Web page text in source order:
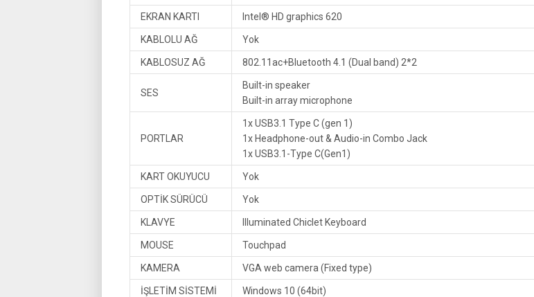
EKRAN KARTI Intel® HD graphics 620
KABLOLU AĞ Yok
KABLOSUZ AĞ 802.11ac+Bluetooth 4.1 (Dual band) 2*2
SES
Built-in speaker
Built-in array microphone
PORTLAR
1x USB3.1 Type C (gen 1)
1x Headphone-out & Audio-in Combo Jack
1x USB3.1-Type C(Gen1)
KART OKUYUCU Yok
OPTİK SÜRÜCÜ Yok
KLAVYE Illuminated Chiclet Keyboard
MOUSE Touchpad
KAMERA VGA web camera (Fixed type)
İŞLETİM SİSTEMİ Windows 10 (64bit)